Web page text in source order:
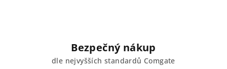
Bezpečný nákup
dle nejvyšších standardů Comgate